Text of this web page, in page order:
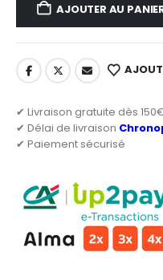
AJOUTER AU
✔ Livraison gratuite dès
✔ Délai de livraison
✔ Paiement sécurisé